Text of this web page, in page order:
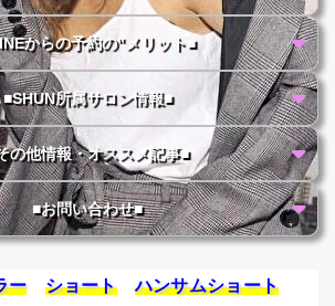
からの予約の"メリット■
■SHUN所属サロン情報■
の他情報・オススメ記事■
■お問い合わせ■
ー ショート
ハンサムショート